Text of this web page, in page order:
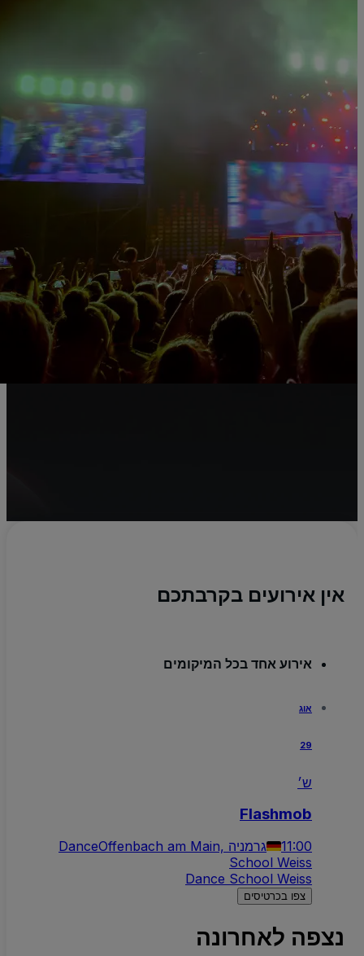
אין אירועים בקרבתכם
אירוע אחד בכל המיקומים
אוג
29
ש׳
Flashmob
11:00 Offenbach am Main, גרמניה
Dance
School Weiss
Dance School Weiss
צפו בכרטיסים
נצפה לאחרונה